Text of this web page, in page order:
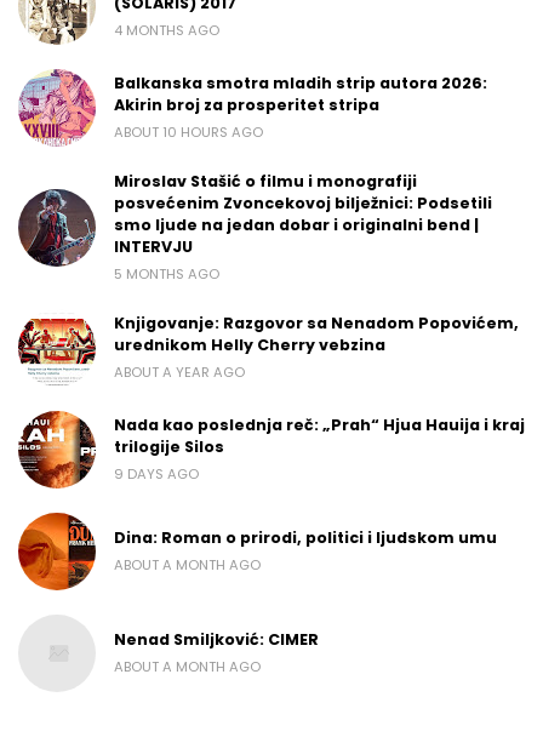
4 MONTHS AGO
Balkanska smotra mladih strip autora 2026:
Akirin broj za prosperitet stripa
ABOUT 10 HOURS AGO
Miroslav Stašić o filmu i monografiji
posvećenim Zvoncekovoj bilježnici: Podsetili
smo ljude na jedan dobar i originalni bend |
INTERVJU
5 MONTHS AGO
Knjigovanje: Razgovor sa Nenadom Popovićem,
urednikom Helly Cherry vebzina
ABOUT A YEAR AGO
Nada kao poslednja reč: „Prah“ Hjua Hauija i kraj
trilogije Silos
9 DAYS AGO
Dina: Roman o prirodi, politici i ljudskom umu
ABOUT A MONTH AGO
Nenad Smiljković: CIMER
ABOUT A MONTH AGO